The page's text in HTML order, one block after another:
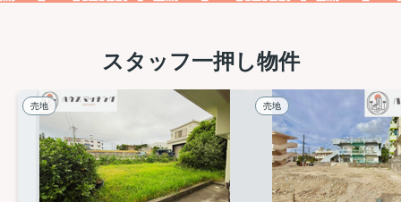
リーブルガーデン名護市宮里 第２・３号棟
物件詳細へ
リーブルガーデン名護市宮里 第２・４号棟
物件詳細へ
スタッフ一押し物件
売地 売地